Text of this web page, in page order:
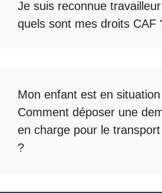
Je suis reconnue
quels sont mes droits CAF
Mon enfant est en
Comment déposer une
en charge pour le
?